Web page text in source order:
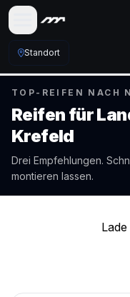
Standort
TOP-REIFEN NACH
Reifen für
Krefeld
Drei Empfehlungen.
montieren lassen.